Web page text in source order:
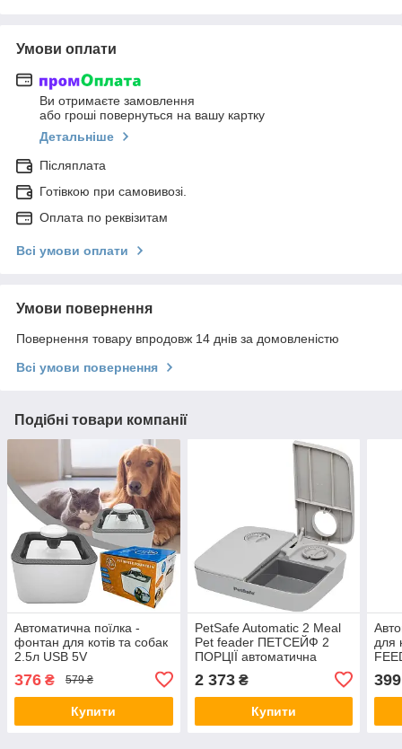
Умови оплати
Ви отримаєте замовлення
або гроші повернуться на вашу картку
Детальніше
Післяплата
Готівкою при самовивозі.
Оплата по реквізитам
Всі умови оплати
Умови повернення
Повернення товару впродовж 14 днів за домовленістю
Всі умови повернення
Подібні товари компанії
Автоматична поїлка -
фонтан для котів та собак
2.5л USB 5V
376 ₴ 579 ₴
Купити
PetSafe Automatic 2 Meal
Pet feader ПЕТСЕЙФ 2
ПОРЦІЇ автоматична
собак, таймер, 2 порції
2 373₴
Купити
для
399